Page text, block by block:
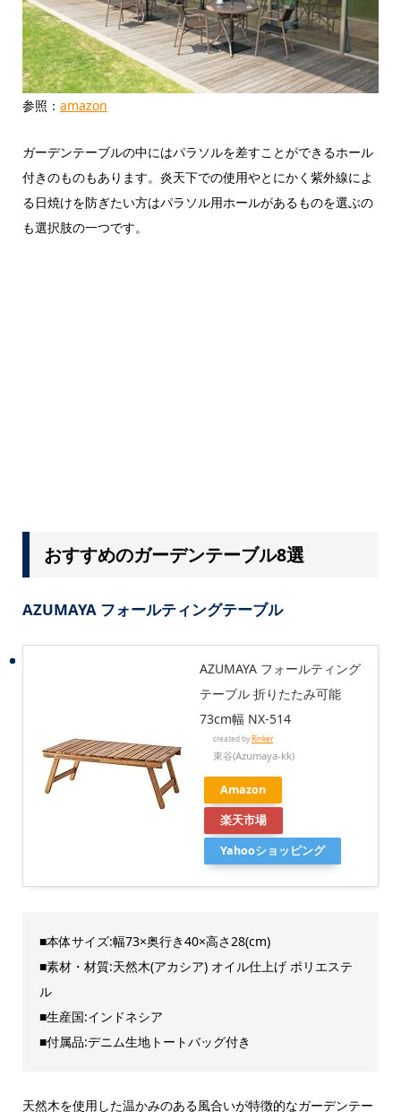
参照： amazon
ガーデンテーブルの中にはパラソルを差すことができるホール
付きのものもあります。炎天下での使用やとにかく紫外線によ
る日焼けを防ぎたい方はパラソル用ホールがあるものを選ぶの
も選択肢の一つです。
おすすめのガーデンテーブル8選
AZUMAYA フォールティングテーブル
AZUMAYA フォールティング
テーブル 折りたたみ可能
73cm幅 NX-514
created byRinker
東谷(Azumaya-kk)
Amazon
楽天市場
Yahooショッピング
■本体サイズ:幅73×奥行き40×高さ28(cm)
■素材・材質:天然木(アカシア) オイル仕上げ ポリエステ
ル
■生産国:インドネシア
■付属品:デニム生地トートバッグ付き
天然木を使用した温かみのある風合いが特徴的なガーデンテー